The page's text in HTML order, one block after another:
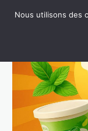
Nous utilisons des